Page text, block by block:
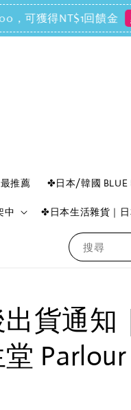
可獲得NT$1回饋金 點
搜尋
推薦 ✤日本/韓國 BLUE
中 ✤日本生活雜貨｜
貨通知